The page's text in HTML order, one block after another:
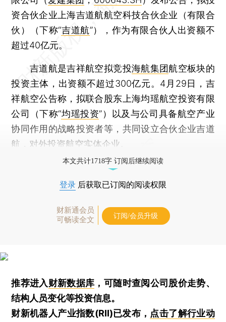
资合伙企业上海吉道航航空科技合伙企业（有限合
伙）（下称“吉道航”），作为有限合伙人出资额不
超过40亿元。
吉道航是吉祥航空拟竞投海航集团航空板块的
投资主体，出资额不超过300亿元。4月29日，吉
祥航空公告称，拟联合股东上海均瑶航空投资有限
公司（下称“均瑶投资”）以及与公司具备航空产业
协同作用的战略投资者等，共同设立合伙企业吉道
航，对外投资航空实体企业。
本文共计1718字 订阅后继续阅读
登录 后获取已订阅的阅读权限
财新通会员
可畅读全文
订阅/会员升级
推荐进入财新数据库 ，可随时查阅公司股价走势、
结构人员变化等投资信息。
财新机器人产业指数(RII)已发布， 点击了解行业动